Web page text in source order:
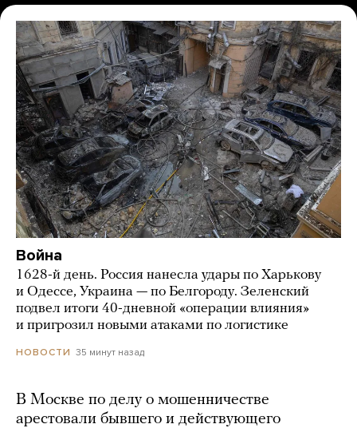
Война
1628-й день. Россия нанесла удары по Харькову
и Одессе, Украина — по Белгороду. Зеленский
подвел итоги 40-дневной «операции влияния»
и пригрозил новыми атаками по логистике
НОВОСТИ 35 минут назад
В Москве по делу о мошенничестве
арестовали бывшего и действующего